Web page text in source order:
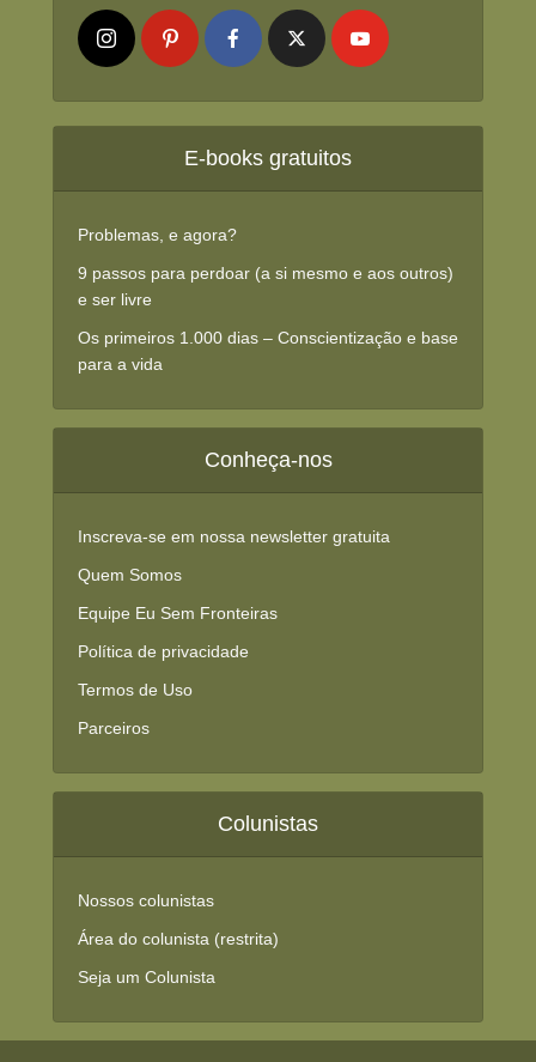
E-books gratuitos
Problemas, e agora?
9 passos para perdoar (a si mesmo e aos outros)
e ser livre
Os primeiros 1.000 dias – Conscientização e base
para a vida
Conheça-nos
Inscreva-se em nossa newsletter gratuita
Quem Somos
Equipe Eu Sem Fronteiras
Política de privacidade
Termos de Uso
Parceiros
Colunistas
Nossos colunistas
Área do colunista (restrita)
Seja um Colunista